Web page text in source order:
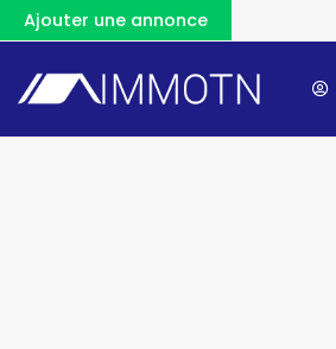
Ajouter une annonce